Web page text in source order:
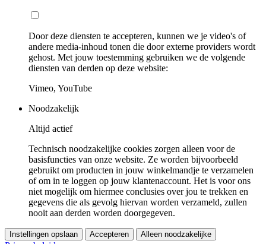
Door deze diensten te accepteren, kunnen we je video's of
andere media-inhoud tonen die door externe providers wordt
gehost. Met jouw toestemming gebruiken we de volgende
diensten van derden op deze website:
Vimeo, YouTube
Noodzakelijk
Altijd actief
Technisch noodzakelijke cookies zorgen alleen voor de
basisfuncties van onze website. Ze worden bijvoorbeeld
gebruikt om producten in jouw winkelmandje te verzamelen
of om in te loggen op jouw klantenaccount. Het is voor ons
niet mogelijk om hiermee conclusies over jou te trekken en
gegevens die als gevolg hiervan worden verzameld, zullen
nooit aan derden worden doorgegeven.
Instellingen opslaan Accepteren Alleen noodzakelijke